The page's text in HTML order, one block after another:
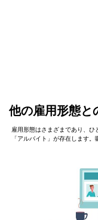
他の雇用形態と
雇用形態はさまざまであり、ひ
「アルバイト」が存在します